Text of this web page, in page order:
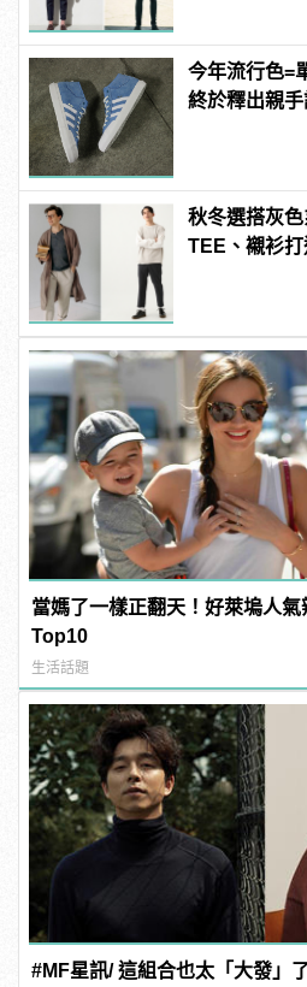
今年流行色=
終於釋出親
秋冬選搭灰色
TEE、襯衫
當媽了一樣正翻天！好萊塢人氣
Top10
生活話題
#MF星訊/ 這組合也太「大發」